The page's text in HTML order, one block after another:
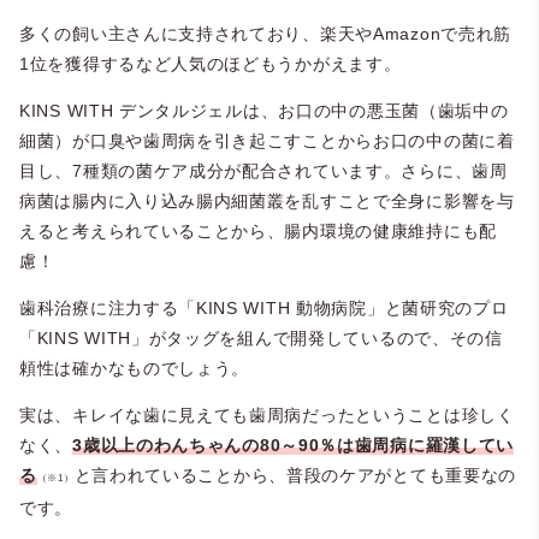
多くの飼い主さんに支持されており、楽天やAmazonで売れ筋
1位を獲得するなど人気のほどもうかがえます。
KINS WITH デンタルジェルは、お口の中の悪玉菌（歯垢中の
細菌）が口臭や歯周病を引き起こすことからお口の中の菌に着
目し、7種類の菌ケア成分が配合されています。さらに、歯周
病菌は腸内に入り込み腸内細菌叢を乱すことで全身に影響を与
えると考えられていることから、腸内環境の健康維持にも配
慮！
歯科治療に注力する「KINS WITH 動物病院」と菌研究のプロ
「KINS WITH」がタッグを組んで開発しているので、その信
頼性は確かなものでしょう。
実は、キレイな歯に見えても歯周病だったということは珍しく
なく、3歳以上のわんちゃんの80～90％は歯周病に羅漢してい
る（※1）
と言われていることから、普段のケアがとても重要なの
です。